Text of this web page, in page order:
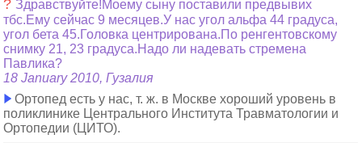
? Здравствуйте!Моему сыну поставили предвывих
тбс.Ему сейчас 9 месяцев.У нас угол альфа 44 градуса,
угол бета 45.Головка центрирована.По ренгентовскому
снимку 21, 23 градуса.Надо ли надевать стремена
Павлика?
18 January 2010, Гузалия
Ортопед есть у нас, т. ж. в Москве хороший уровень в
поликлинике Центрального Института Травматологии и
Ортопедии (ЦИТО).